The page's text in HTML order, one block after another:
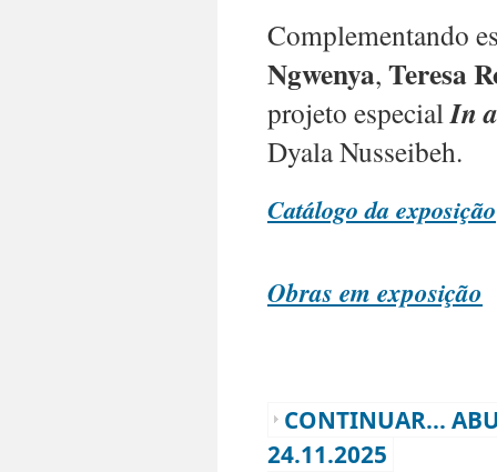
Complementando
Ngwenya, Teresa
projeto especialIn
Dyala Nusseibeh.
Catálogo da exposição
Obras em exposição
CONTINUAR...
24.11.2025